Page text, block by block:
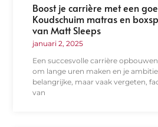
Boost je carrière met een
Koudschuim matras en
van Matt Sleeps
januari 2, 2025
Een succesvolle carrière
om lange uren maken en je
belangrijke, maar vaak vergeten,
van